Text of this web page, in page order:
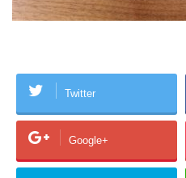
Twitter
Google+